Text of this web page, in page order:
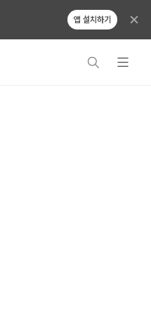
앱 설치하기